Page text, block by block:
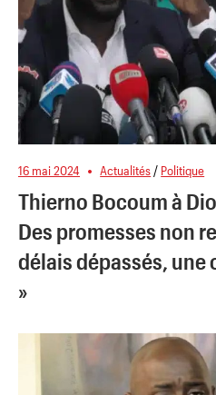
16 mai 2024 Actualités / Politique
Thierno Bocoum à
Des promesses non
délais dépassés,
»